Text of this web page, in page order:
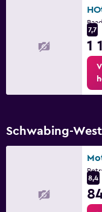
7,7
1
Schwabing-West
8,4